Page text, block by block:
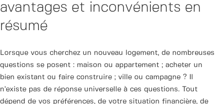
avantages et inconvénients en
résumé
Lorsque vous cherchez un nouveau logement, de nombreuses
questions se posent : maison ou appartement ; acheter un
bien existant ou faire construire ; ville ou campagne ? Il
n’existe pas de réponse universelle à ces questions. Tout
dépend de vos préférences, de votre situation financière, de